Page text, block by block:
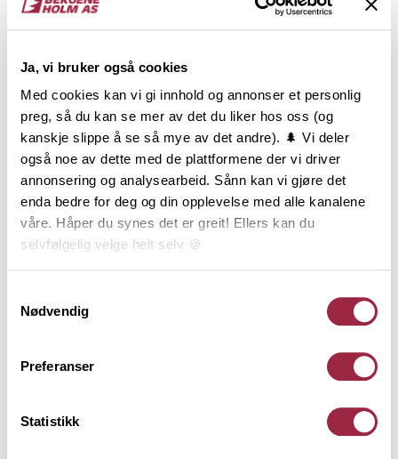
Ja, vi bruker også cookies
Med cookies kan vi gi innhold og annonser et personlig
preg, så du kan se mer av det du liker hos oss (og
kanskje slippe å se så mye av det andre). 🌲 Vi deler
også noe av dette med de plattformene der vi driver
annonsering og analysearbeid. Sånn kan vi gjøre det
enda bedre for deg og din opplevelse med alle kanalene
våre. Håper du synes det er greit! Ellers kan du
selvfølgelig velge helt selv 🍪
Nødvendig
Preferanser
Statistikk
60170078
Produktinformasjon
Konstruksjonsvirke, ofte kalt K-virke, er sortert med
hensyn til styrke og stivhet og er produsert etter
gjeldende standard for styrkesortering. Varen er
lengdekappet i intervaller, høvlet på alle 4 sider og
har avrundede eller fasede kanter.
Konstruksjonsvirke er CE og NS-merket og
underlagt 3-part kontroll. Styrkeklassen C24 brukes i
og utføres av kvalifisert personell. Denne varen er
produsert i Norge av PEFC-sertifisert tømmer fra
bærekraftige skoger og har lang levetid ved riktig
bruk. Livsløpsanalyse, påvirkning på miljø og lagring
EcoProduct.